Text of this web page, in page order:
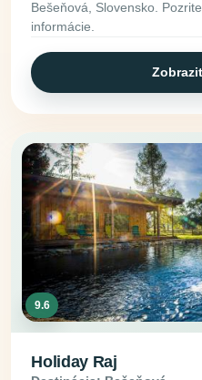
Bešeňová, Slovensko.
informácie.
9.6
Holiday Raj